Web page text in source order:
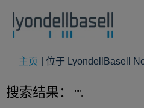
主页 位于 LyondellBasell
搜索结果： "".